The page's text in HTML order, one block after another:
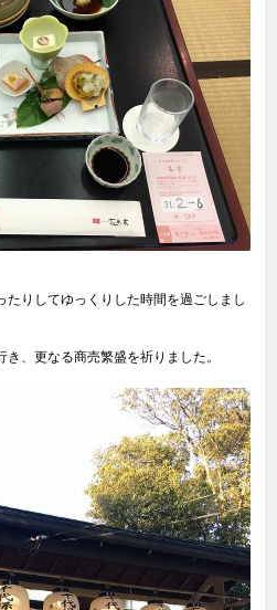
りしてゆっくりした時間を過ごしまし
、更なる商売繁盛を祈りました。